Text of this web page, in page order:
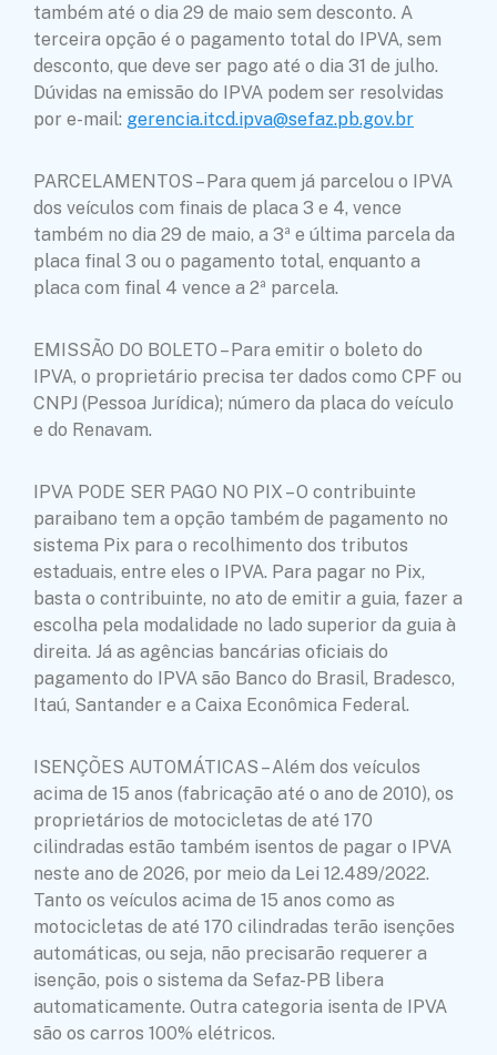
também até o dia 29 de maio sem desconto. A
terceira opção é o pagamento total do IPVA, sem
desconto, que deve ser pago até o dia 31 de julho.
Dúvidas na emissão do IPVA podem ser resolvidas
por e-mail: gerencia.itcd.ipva@sefaz.pb.gov.br
PARCELAMENTOS – Para quem já parcelou o IPVA
dos veículos com finais de placa 3 e 4, vence
também no dia 29 de maio, a 3ª e última parcela da
placa final 3 ou o pagamento total, enquanto a
placa com final 4 vence a 2ª parcela.
EMISSÃO DO BOLETO – Para emitir o boleto do
IPVA, o proprietário precisa ter dados como CPF ou
CNPJ (Pessoa Jurídica); número da placa do veículo
e do Renavam.
IPVA PODE SER PAGO NO PIX – O contribuinte
paraibano tem a opção também de pagamento no
sistema Pix para o recolhimento dos tributos
estaduais, entre eles o IPVA. Para pagar no Pix,
basta o contribuinte, no ato de emitir a guia, fazer a
escolha pela modalidade no lado superior da guia à
direita. Já as agências bancárias oficiais do
pagamento do IPVA são Banco do Brasil, Bradesco,
Itaú, Santander e a Caixa Econômica Federal.
ISENÇÕES AUTOMÁTICAS – Além dos veículos
acima de 15 anos (fabricação até o ano de 2010), os
proprietários de motocicletas de até 170
cilindradas estão também isentos de pagar o IPVA
neste ano de 2026, por meio da Lei 12.489/2022.
Tanto os veículos acima de 15 anos como as
motocicletas de até 170 cilindradas terão isenções
automáticas, ou seja, não precisarão requerer a
isenção, pois o sistema da Sefaz-PB libera
automaticamente. Outra categoria isenta de IPVA
são os carros 100% elétricos.